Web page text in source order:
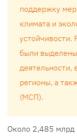
поддержку
климата и
были
деятельности,
регионы, а
(МСП).
Около 2,485 млрд